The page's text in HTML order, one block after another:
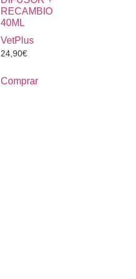
RECAMBIO
40ML
VetPlus
24,90€
Comprar